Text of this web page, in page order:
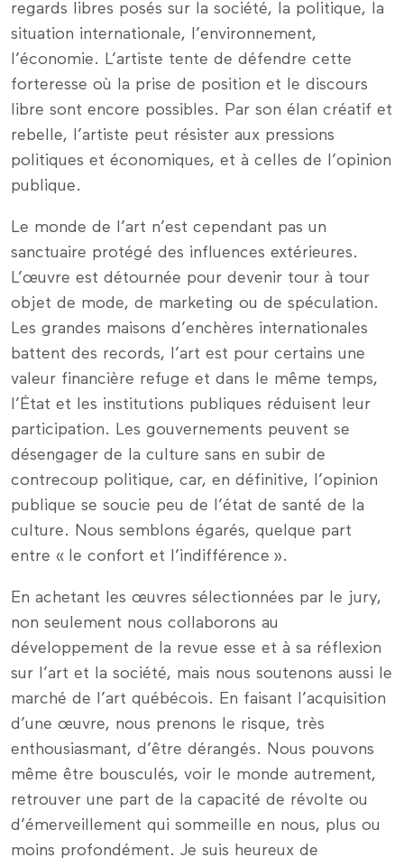
regards libres posés sur la société, la politique, la
situation internationale, l’environnement,
l’économie. L’artiste tente de défendre cette
forteresse où la prise de position et le discours
libre sont encore possibles. Par son élan créatif et
rebelle, l’artiste peut résister aux pressions
politiques et économiques, et à celles de l’opinion
publique.
Le monde de l’art n’est cependant pas un
sanctuaire protégé des influences extérieures.
L’œuvre est détournée pour devenir tour à tour
objet de mode, de marketing ou de spéculation.
Les grandes maisons d’enchères internationales
battent des records, l’art est pour certains une
valeur financière refuge et dans le même temps,
l’État et les institutions publiques réduisent leur
participation. Les gouvernements peuvent se
désengager de la culture sans en subir de
contrecoup politique, car, en définitive, l’opinion
publique se soucie peu de l’état de santé de la
culture. Nous semblons égarés, quelque part
entre « le confort et l’indifférence ».
En achetant les œuvres sélectionnées par le jury,
non seulement nous collaborons au
développement de la revue esse et à sa réflexion
sur l’art et la société, mais nous soutenons aussi le
marché de l’art québécois. En faisant l’acquisition
d’une œuvre, nous prenons le risque, très
enthousiasmant, d’être dérangés. Nous pouvons
même être bousculés, voir le monde autrement,
retrouver une part de la capacité de révolte ou
d’émerveillement qui sommeille en nous, plus ou
moins profondément. Je suis heureux de